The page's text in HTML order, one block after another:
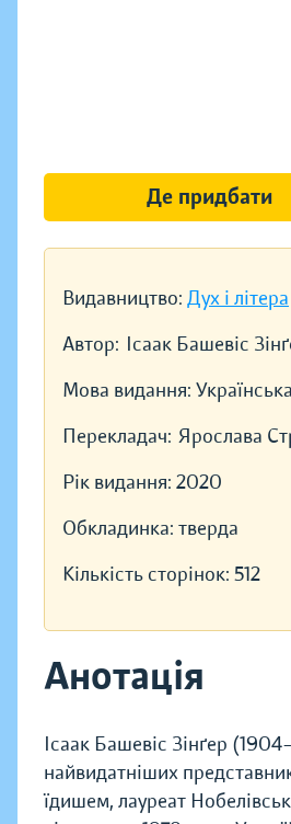
Видавництво: Дух і літера
Автор: Ісаак Башевіс
Мова видання:
Перекладач: Ярослава
Рік видання: 2020
Обкладинка: тверда
Кількість сторінок: 512
Анотація
Ісаак Башевіс Зінґер
найвидатніших
їдишем, лауреат
Де придбати